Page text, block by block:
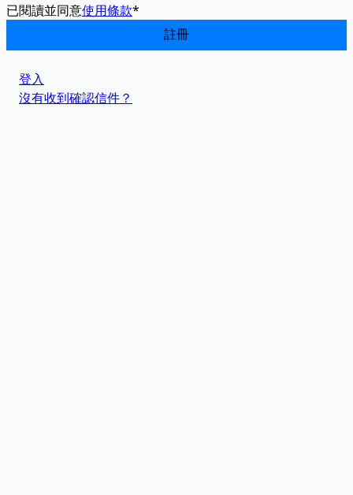
已閱讀並同意使用條款*
登入
沒有收到確認信件？